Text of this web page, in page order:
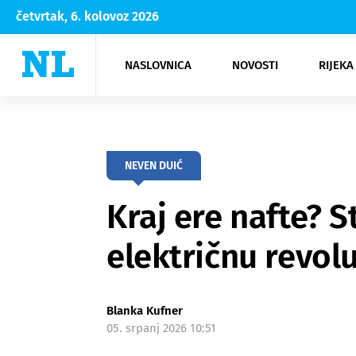
četvrtak, 6. kolovoz 2026
NASLOVNICA NOVOSTI
Rijeka Opatija
NK
Moda
Kultura
NEVEN DUIĆ
Kraj ere nafte?
električnu
Blanka Kufner
05. srpanj 2026 10:51